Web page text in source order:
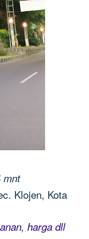
mnt
Klojen, Kota
harga dll